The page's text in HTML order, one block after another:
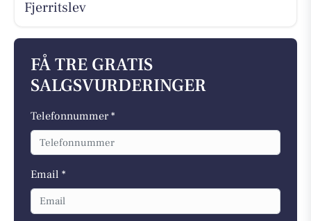
Fjerritslev
FÅ TRE GRATIS
SALGSVURDERINGER
Telefonnummer *
Email *